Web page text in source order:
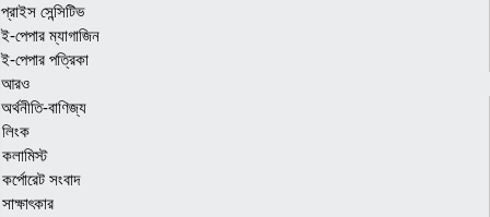
প্রাইস সেন্সিটিভ
ই-পেপার ম্যাগাজিন
ই-পেপার পত্রিকা
আরও
অর্থনীতি-বাণিজ্য
লিংক
কলামিস্ট
কর্পোরেট সংবাদ
সাক্ষাৎকার